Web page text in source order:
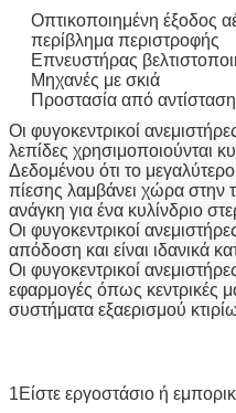
Οπτικοποιημένη έξοδος
περίβλημα περιστροφής
Επνευστήρας
Μηχανές με σκιά
Προστασία από αντίσταση
Οι φυγοκεντρικοί
λεπίδες χρησιμοποιούνται
Δεδομένου ότι το
πίεσης λαμβάνει χώρα στην
ανάγκη για ένα κυλίνδριο
Οι φυγοκεντρικοί
απόδοση και είναι ιδανικά
Οι φυγοκεντρικοί
εφαρμογές όπως κεντρικές
συστήματα εξαερισμού
1Είστε εργοστάσιο ή